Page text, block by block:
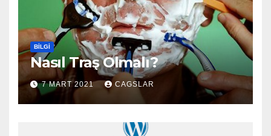
BILGI
Nasıl Traş Olmalı?
7 MART 2021 CAGSLAR